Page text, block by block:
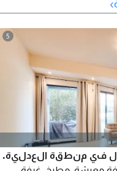
5
في منطقة العدلية.